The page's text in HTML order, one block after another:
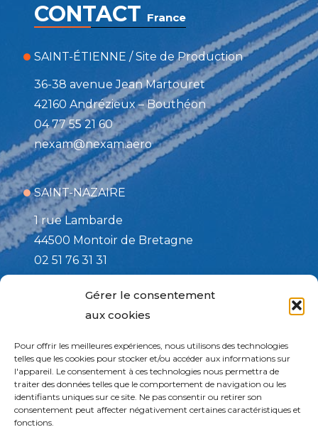
Gérer le consentement
aux cookies
Pour offrir les meilleures expériences, nous utilisons des technologies
telles que les cookies pour stocker et/ou accéder aux informations sur
l'appareil. Le consentement à ces technologies nous permettra de
traiter des données telles que le comportement de navigation ou les
identifiants uniques sur ce site. Ne pas consentir ou retirer son
consentement peut affecter négativement certaines caractéristiques et
fonctions.
CONTACT France
SAINT-ÉTIENNE / Site de Production
36-38 avenue Jean Martouret
42160 Andrézieux – Bouthéon
04 77 55 21 60
nexam@nexam.aero
SAINT-NAZAIRE
1 rue Lambarde
44500 Montoir de Bretagne
02 51 76 31 31
508 rue de la PAIX
82170 Grisolles
05 63 27 73 13
services@nexam.aero